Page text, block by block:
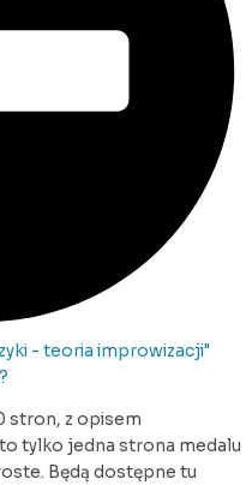
- teoria improwizacji"
stron, z opisem
tylko jedna strona medalu
Będą dostępne tu